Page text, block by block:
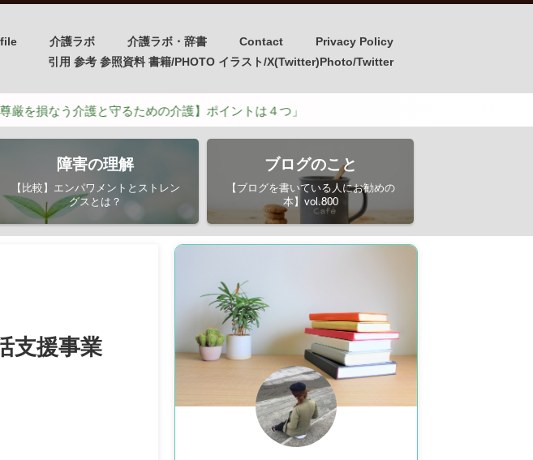
介護ラボ 介護ラボ・辞書 Contact
Privacy Policy
引用 参考 参照資料 書籍/PHOTO イラスト/X(Twitter)Photo/Twitter
と守るための介護】ポイントは４つ」
障害の理解
【比較】エンパワメントとストレン
グスとは？
ブログのこと
【ブログを書いている人にお勧めの
本】vol.800
支援事業